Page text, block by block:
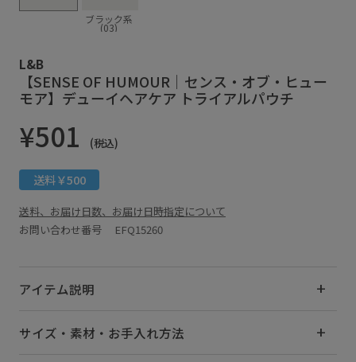
ブラック系
(03)
L&B
【SENSE OF HUMOUR｜センス・オブ・ヒュー
モア】デューイヘアケア トライアルパウチ
¥501 (税込)
送料￥500
送料、お届け日数、お届け日時指定について
お問い合わせ番号 EFQ15260
アイテム説明
サイズ・素材・お手入れ方法